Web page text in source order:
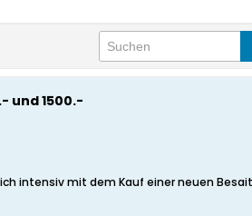
und 1500.-
intensiv mit dem Kauf einer neuen